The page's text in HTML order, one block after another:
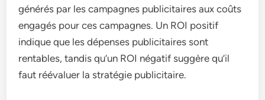
générés par les campagnes publicitaires aux coûts
engagés pour ces campagnes. Un ROI positif
indique que les dépenses publicitaires sont
rentables, tandis qu’un ROI négatif suggère qu’il
faut réévaluer la stratégie publicitaire.